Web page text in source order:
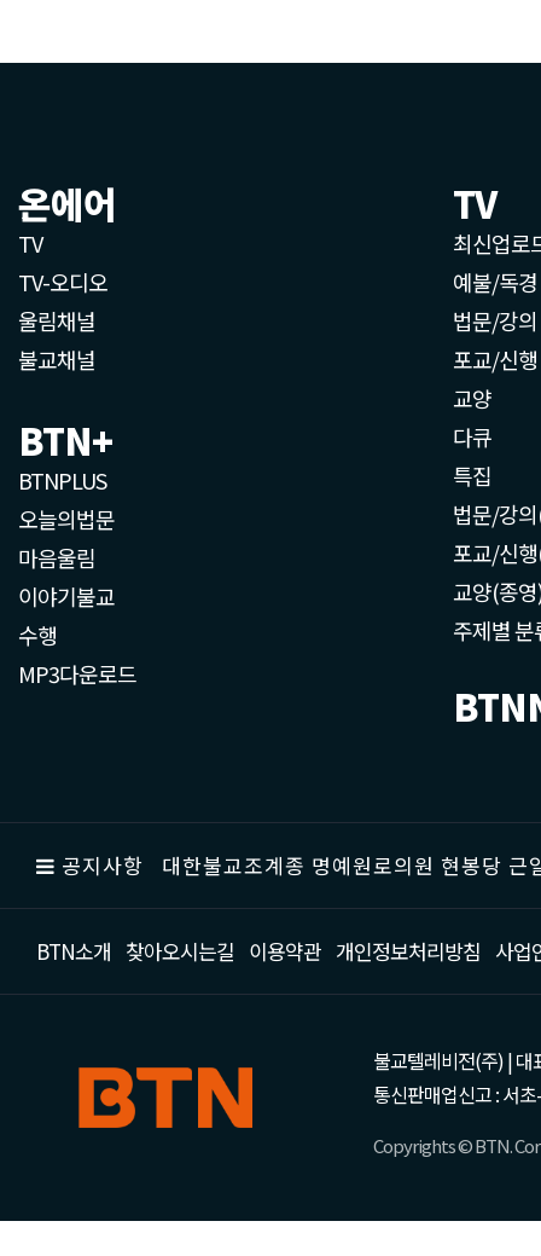
온에어
TV
TV-오디오
울림채널
불교채널
BTN+
BTNPLUS
오늘의법문
마음울림
이야기불교
수행
MP3다운로드
TV
최신업로
예불/독경
법문/강의
포교/신행
교양
다큐
특집
법문/강
포교/신
교양(종
주제별 분
공지사항 대한불교조계종 명예원로의원 현봉당
BTN소개 찾아오시는길 이용약관 개인정보처리방침 사업
불교텔레비전(주) | 대
통신판매업신고 : 서
Copyrights © BTN.